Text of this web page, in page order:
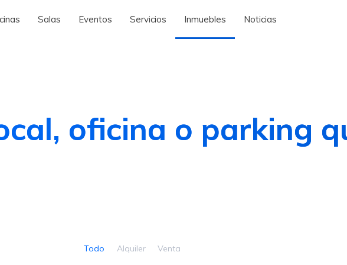
Salas Eventos Servicios Inmuebles Noticias
oficina o parking
Todo Alquiler Venta